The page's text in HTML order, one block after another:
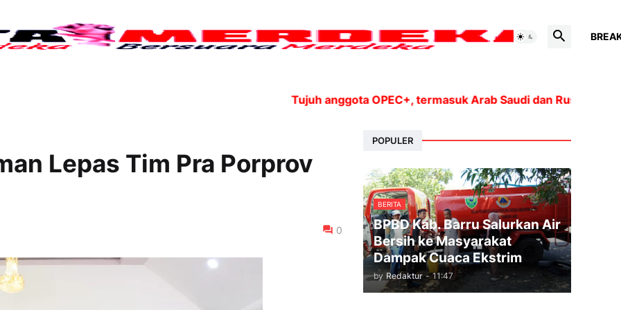
Tujuh anggota OPEC+, termasuk Arab Saudi dan Rusia, akan
Lepas Tim Pra Porprov
0
POPULER
BERITA
BPBD Kab. Barru Salurkan Air
Bersih ke Masyarakat
Dampak Cuaca Ekstrim
by Redaktur - 11:47